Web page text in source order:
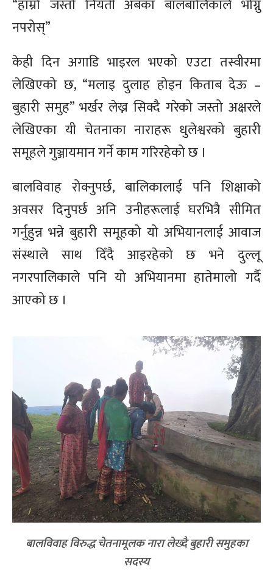
“हाम्रो जस्तो नियती अबका बालबालिकाले भोग्नु
नपरोस्”
केही दिन अगाडि भाइरल भएको एउटा तस्वीरमा
लेखिएको छ, “मलाइ दुलाह होइन किताब देऊ –
बुहारी समुह” भर्खर लेख्न सिक्दै गरेको जस्तो अक्षरले
लेखिएका यी चेतनाका नाराहरू धुलेश्वरको बुहारी
समूहले गुञ्जायमान गर्ने काम गरिरहेको छ ।
बालविवाह रोक्नुपर्छ, बालिकालाई पनि शिक्षाको
अवसर दिनुपर्छ अनि उनीहरूलाई घरभित्रै सीमित
गर्नुहुन्न भन्ने बुहारी समूहको यो अभियानलाई आवाज
संस्थाले साथ दिँदै आइरहेको छ भने दुल्लू
नगरपालिकाले पनि यो अभियानमा हातेमालो गर्दै
आएको छ ।
बालविवाह विरुद्ध चेतनामूलक नारा लेख्दै बुहारी समुहका
सदस्य